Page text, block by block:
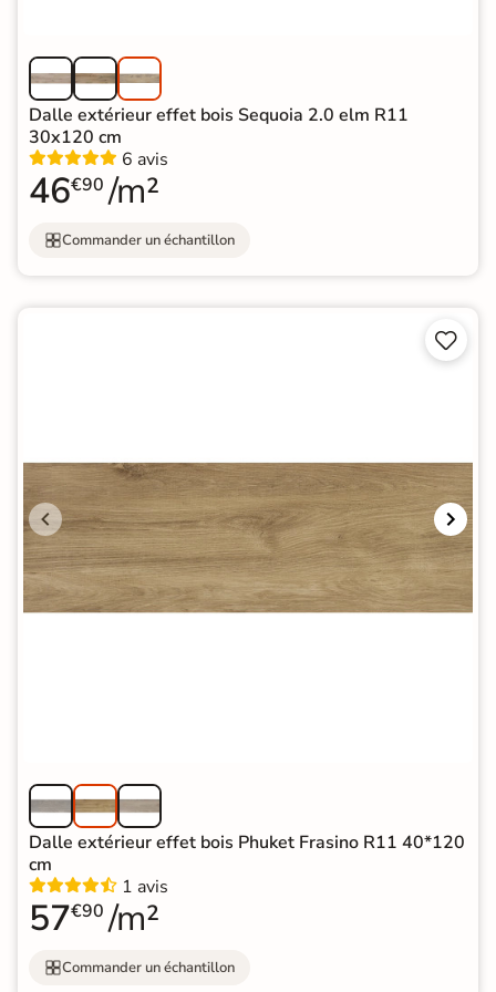
Dalle extérieur effet bois Sequoia 2.0 elm R11
30x120 cm
6 avis
46€90 /m²
Commander un échantillon


Dalle extérieur effet bois Phuket Frasino R11 40*120
cm
1 avis
57€90 /m²
Commander un échantillon